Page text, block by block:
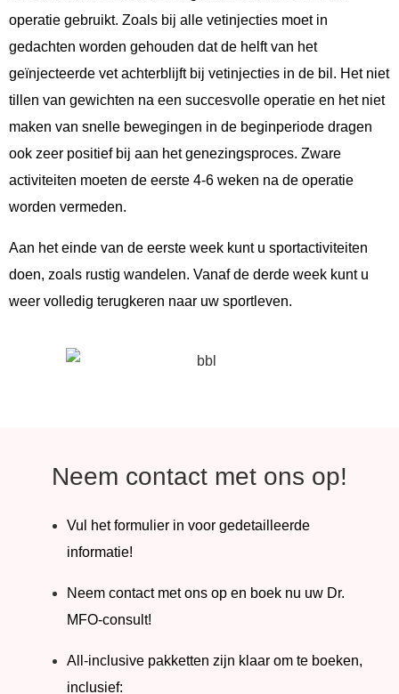
operatie gebruikt. Zoals bij alle vetinjecties moet in
gedachten worden gehouden dat de helft van het
geïnjecteerde vet achterblijft bij vetinjecties in de bil. Het niet
tillen van gewichten na een succesvolle operatie en het niet
maken van snelle bewegingen in de beginperiode dragen
ook zeer positief bij aan het genezingsproces. Zware
activiteiten moeten de eerste 4-6 weken na de operatie
worden vermeden.
Aan het einde van de eerste week kunt u sportactiviteiten
doen, zoals rustig wandelen. Vanaf de derde week kunt u
weer volledig terugkeren naar uw sportleven.
Neem contact met ons op!
Vul het formulier in voor gedetailleerde
informatie!
Neem contact met ons op en boek nu uw Dr.
MFO-consult!
All-inclusive pakketten zijn klaar om te boeken,
inclusief: